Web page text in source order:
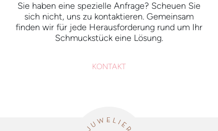
Sie haben eine spezielle Anfrage? Scheuen Sie
sich nicht, uns zu kontaktieren. Gemeinsam
finden wir für jede Herausforderung rund um Ihr
Schmuckstück eine Lösung.
KONTAKT